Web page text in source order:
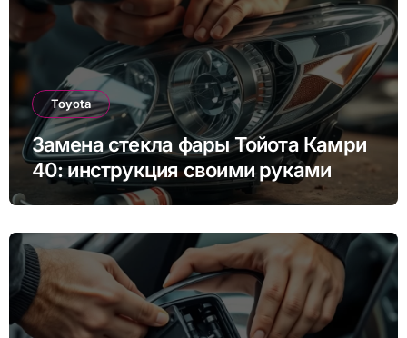
Toyota
Замена стекла фары Тойота Камри
40: инструкция своими руками